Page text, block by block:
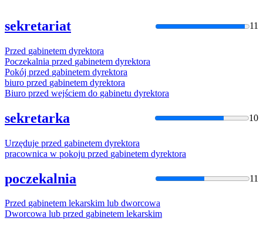
sekretariat 11
Przed gabinetem dyrektora
Poczekalnia przed gabinetem dyrektora
Pokój przed gabinetem dyrektora
biuro przed gabinetem dyrektora
Biuro przed wejściem do gabinetu dyrektora
sekretarka 10
Urzęduje przed gabinetem dyrektora
pracownica w pokoju przed gabinetem dyrektora
poczekalnia 11
Przed gabinetem lekarskim lub dworcowa
Dworcowa lub przed gabinetem lekarskim